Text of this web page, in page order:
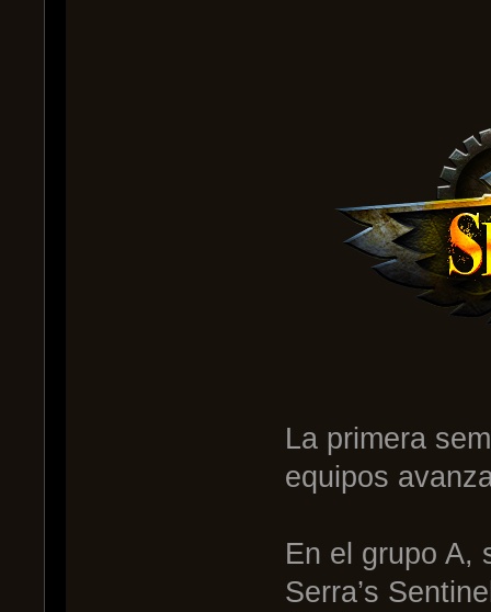
La primera
equipos
En el grupo A,
Serra’s